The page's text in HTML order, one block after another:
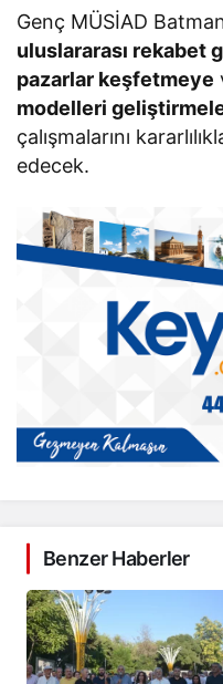
Genç MÜSİAD
uluslararası rekabet
pazarlar keşfetmeye
modelleri
çalışmalarını
edecek.
Benzer Haberler